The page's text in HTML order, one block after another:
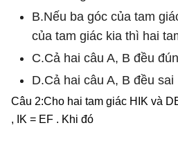
B.Nếu ba góc của tam
của tam giác kia thì hai
C.Cả hai câu A, B đều
D.Cả hai câu A, B đều sai
Câu 2:Cho hai tam giác HIK và
, IK = EF . Khi đó